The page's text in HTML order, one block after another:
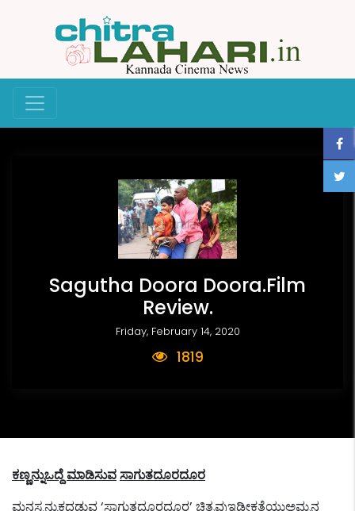
Sagutha Doora Doora.Film
Review.
Friday, February 14, 2020
1819
ಕಣ್ಣನ್ನುಒದ್ದೆ ಮಾಡಿಸುವಸಾಗುತದೂರದೂರ
ಮನಸ್ಸನ್ನುಕದಡುವ ‘ಸಾಗುತದೂರದೂರ’ ಚಿತ್ರವುಇಡೀಕತೆಯುಅಮ್ಮನ